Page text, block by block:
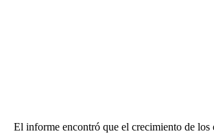
El informe encontró que el crecimiento de los